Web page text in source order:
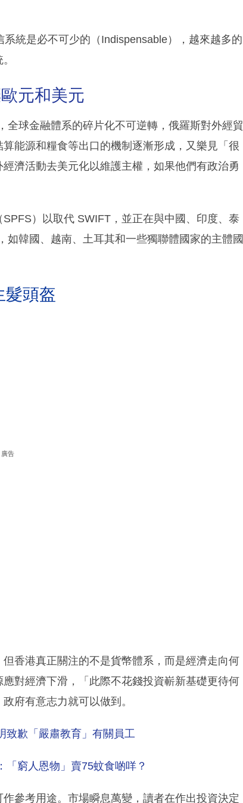
統是必不可少的（Indispensable），越來越多的
元和美元
球金融體系的碎片化不可逆轉，俄羅斯對外經貿
能源和糧食等出口的機制逐漸形成，又樂見「很
濟活動去美元化以維護主權，如果他們有政治勇
）以取代 SWIFT，並正在與中國、印度、泰
韓國、越南、土耳其和一些獨聯體國家的主體國
髮頭盔
廣告
香港真正關注的不是貨幣體系，而是經濟走向何
對經濟下滑，「此際不花錢投資嶄新基礎更待何
府有意志力就可以做到。
致歉「嚴肅教育」有關員工
窮人恩物」賣75蚊食啲咩？
參考用途。市場瞬息萬變，讀者在作出投資決定